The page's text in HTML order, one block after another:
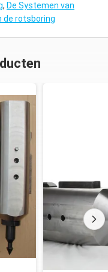
, De Systemen van
de rotsboring